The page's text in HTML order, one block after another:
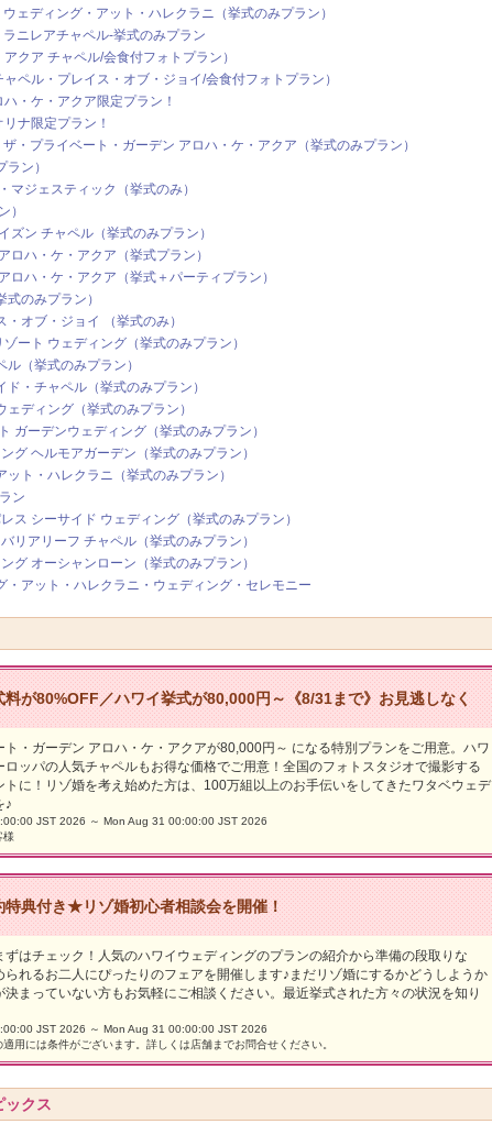
ェディング・アット・ハレクラニ（挙式のみプラン）
ニレアチャペル‐挙式のみプラン
クア チャペル/会食付フォトプラン）
ペル・プレイス・オブ・ジョイ/会食付フォトプラン）
・ケ・アクア限定プラン！
ナ限定プラン！
・プライベート・ガーデン アロハ・ケ・アクア（挙式のみプラン）
ン）
マジェスティック（挙式のみ）
）
ズン チャペル（挙式のみプラン）
ロハ・ケ・アクア（挙式プラン）
ロハ・ケ・アクア（挙式＋パーティプラン）
のみプラン）
オブ・ジョイ （挙式のみ）
ート ウェディング（挙式のみプラン）
ル（挙式のみプラン）
ド・チャペル（挙式のみプラン）
ェディング（挙式のみプラン）
ガーデンウェディング（挙式のみプラン）
グ ヘルモアガーデン（挙式のみプラン）
ト・ハレクラニ（挙式のみプラン）
ン
ス シーサイド ウェディング（挙式のみプラン）
リアリーフ チャペル（挙式のみプラン）
グ オーシャンローン（挙式のみプラン）
・アット・ハレクラニ・ウェディング・セレモニー
料が80%OFF／ハワイ挙式が80,000円～《8/31まで》お見逃しなく
ト・ガーデン アロハ・ケ・アクアが80,000円～ になる特別プランをご用意。ハワ
ロッパの人気チャペルもお得な価格でご用意！全国のフォトスタジオで撮影する
トに！リゾ婚を考え始めた方は、100万組以上のお手伝いをしてきたワタベウェデ
♪
JST 2026 ～ Mon Aug 31 00:00:00 JST 2026
様
典付き★リゾ婚初心者相談会を開催！
はチェック！人気のハワイウェディングのプランの紹介から準備の段取りな
られるお二人にぴったりのフェアを開催します♪まだリゾ婚にするかどうしようか
まっていない方もお気軽にご相談ください。最近挙式された方々の状況を知り
JST 2026 ～ Mon Aug 31 00:00:00 JST 2026
用には条件がございます。詳しくは店舗までお問合せください。
ックス